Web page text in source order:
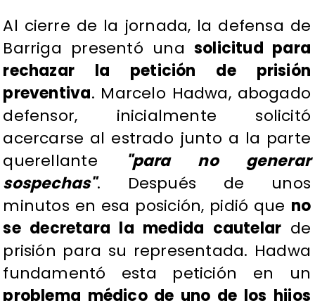
​Al cierre de la jornada, la defensa de
Barriga presentó unasolicitud para
rechazar la petición de prisión
preventiva. Marcelo Hadwa, abogado
defensor, inicialmente solicitó
acercarse al estrado junto a la parte
querellante
"para no generar
sospechas". Después de unos
minutos en esa posición, pidió que no
se decretara la medida cautelar de
prisión para su representada. Hadwa
fundamentó esta petición en un
problema médico de uno de los hijos